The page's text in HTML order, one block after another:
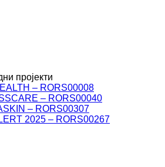
пројекти
– RORS00008
– RORS00040
– RORS00307
2025 – RORS00267